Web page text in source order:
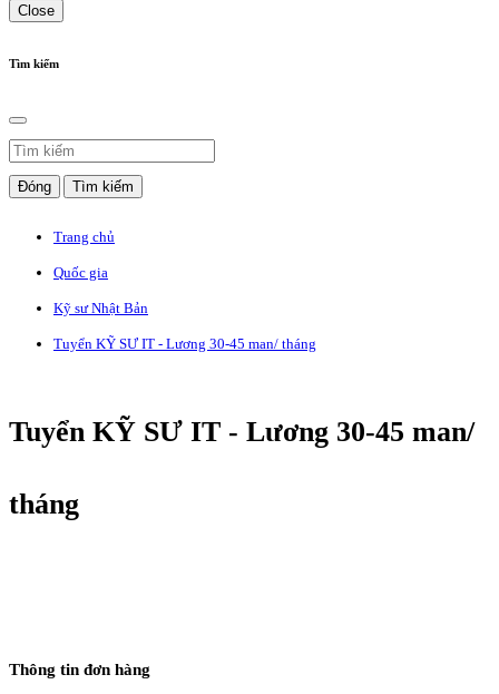
Close
Tìm kiếm
Đóng Tìm kiếm
Trang chủ
Quốc gia
Kỹ sư Nhật Bản
Tuyển KỸ SƯ IT - Lương 30-45 man/ tháng
Tuyển KỸ SƯ IT - Lương 30-45 man/
tháng
Thông tin đơn hàng